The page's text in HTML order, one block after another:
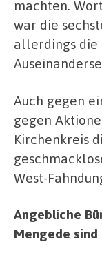
machten.
war die
allerdings die
Auch gegen
gegen
Kirchenkreis
West-
Angebliche
Mengede sind